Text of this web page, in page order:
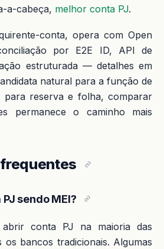
a-cabeça, melhor conta PJ.
conta, opera com Open
por E2E ID, API de
estruturada — detalhes em
natural para a função de
para reserva e folha, comparar
permanece o caminho mais
sendo MEI?
abrir conta PJ na maioria das
bancos tradicionais. Algumas